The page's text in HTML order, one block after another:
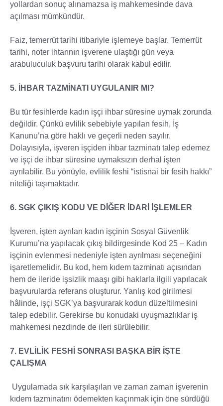
yollardan sonuç alınamazsa iş mahkemesinde dava
açılması mümkündür.
Faiz, temerrüt tarihi itibariyle işlemeye başlar. Temerrüt
tarihi, noter ihtarının işverene ulaştığı gün veya
arabuluculuk başvuru tarihi olarak kabul edilir.
5. İHBAR TAZMİNATI UYGULANIR MI?
Bu tür fesihlerde kadın işçi ihbar süresine uymak zorunda
değildir. Çünkü evlilik sebebiyle yapılan fesih, İş
Kanunu’na göre haklı ve geçerli neden sayılır.
Dolayısıyla, işveren işçiden ihbar tazminatı talep edemez
ve işçi de ihbar süresine uymaksızın derhal işten
ayrılabilir. Bu yönüyle, evlilik feshi “istisnai bir fesih hakkı”
niteliği taşımaktadır.
6. SGK ÇIKIŞ KODU VE DİĞER İDARİ İŞLEMLER
İşveren, işten ayrılan kadın işçinin Sosyal Güvenlik
Kurumu’na yapılacak çıkış bildirgesinde Kod 25 – Kadın
işçinin evlenmesi nedeniyle işten ayrılması seçeneğini
işaretlemelidir. Bu kod, hem kıdem tazminatı açısından
hem de ileride işsizlik maaşı gibi haklarla ilgili yapılacak
başvurularda referans oluşturur. Yanlış kod girilmesi
hâlinde, işçi SGK’ya başvurarak kodun düzeltilmesini
talep edebilir. Gerekirse bu konudaki uyuşmazlıklar iş
mahkemesi nezdinde de ileri sürülebilir.
7. EVLİLİK FESHİ SONRASI BAŞKA BİR İŞTE
ÇALIŞMA
Uygulamada sık karşılaşılan ve zaman zaman işverenin
kıdem tazminatını ödemekten kaçınmak için öne sürdüğü